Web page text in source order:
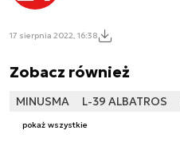
17 sierpnia 2022, 16:38
Zobacz również
MINUSMA L-39 ALBATROS
pokaż wszystkie